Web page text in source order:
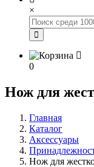
×
0
Нож для
Главная
Каталог
Аксессуары
Нож для